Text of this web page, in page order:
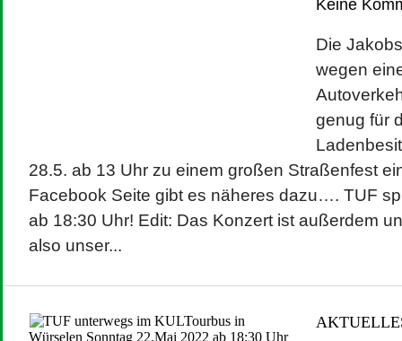
Keine
Die
wegen
genug für
28.5. ab 13 Uhr zu einem großen Straßenfest
Facebook Seite gibt es näheres dazu…. TUF
ab 18:30 Uhr! Edit: Das Konzert ist außerdem
also unser...